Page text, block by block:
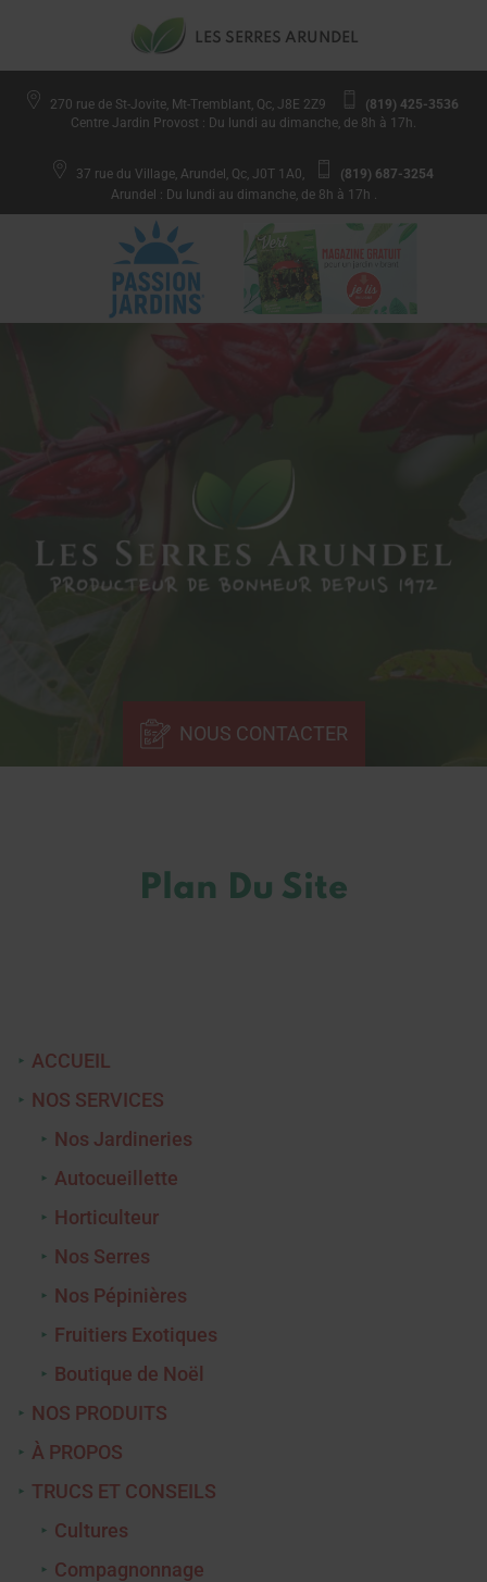
270 rue de St-Jovite, Mt-Tremblant, Qc, J8E 2Z9
(819) 425-3536
Centre Jardin Provost : Du lundi au dimanche, de 8h à 17h.
37 rue du Village, Arundel, Qc, J0T 1A0,
(819) 687-3254
Arundel : Du lundi au dimanche, de 8h à 17h .
NOUS CONTACTER
Plan Du Site
ACCUEIL
NOS SERVICES
Nos Jardineries
Autocueillette
Horticulteur
Nos Serres
Nos Pépinières
Fruitiers Exotiques
Boutique de Noël
NOS PRODUITS
À PROPOS
TRUCS ET CONSEILS
Cultures
Compagnonnage
LES SERRES ARUNDEL